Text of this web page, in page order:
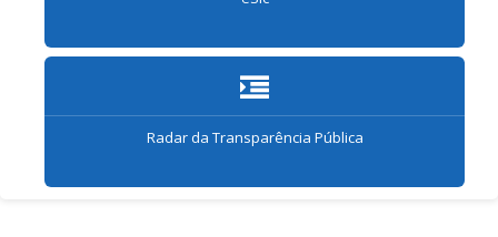
Radar da Transparência Pública